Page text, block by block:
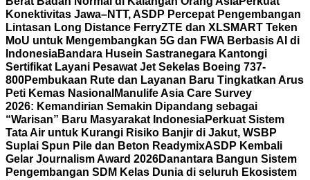
Konektivitas Jawa–NTT, ASDP Percepat Pengembangan
Lintasan Long Distance FerryZTE dan XLSMART Teken
MoU untuk Mengembangkan 5G dan FWA Berbasis AI di
IndonesiaBandara Husein Sastranegara Kantongi
Sertifikat Layani Pesawat Jet Sekelas Boeing 737-
800Pembukaan Rute dan Layanan Baru Tingkatkan Arus
Peti Kemas Nasional Manulife Asia Care Survey
2026: Kemandirian Semakin Dipandang sebagai
“Warisan” Baru Masyarakat IndonesiaPerkuat Sistem
Tata Air untuk Kurangi Risiko Banjir di Jakut, WSBP
Suplai Spun Pile dan Beton ReadymixASDP Kembali
Gelar Journalism Award 2026Danantara Bangun Sistem
Pengembangan SDM Kelas Dunia di seluruh Ekosistem